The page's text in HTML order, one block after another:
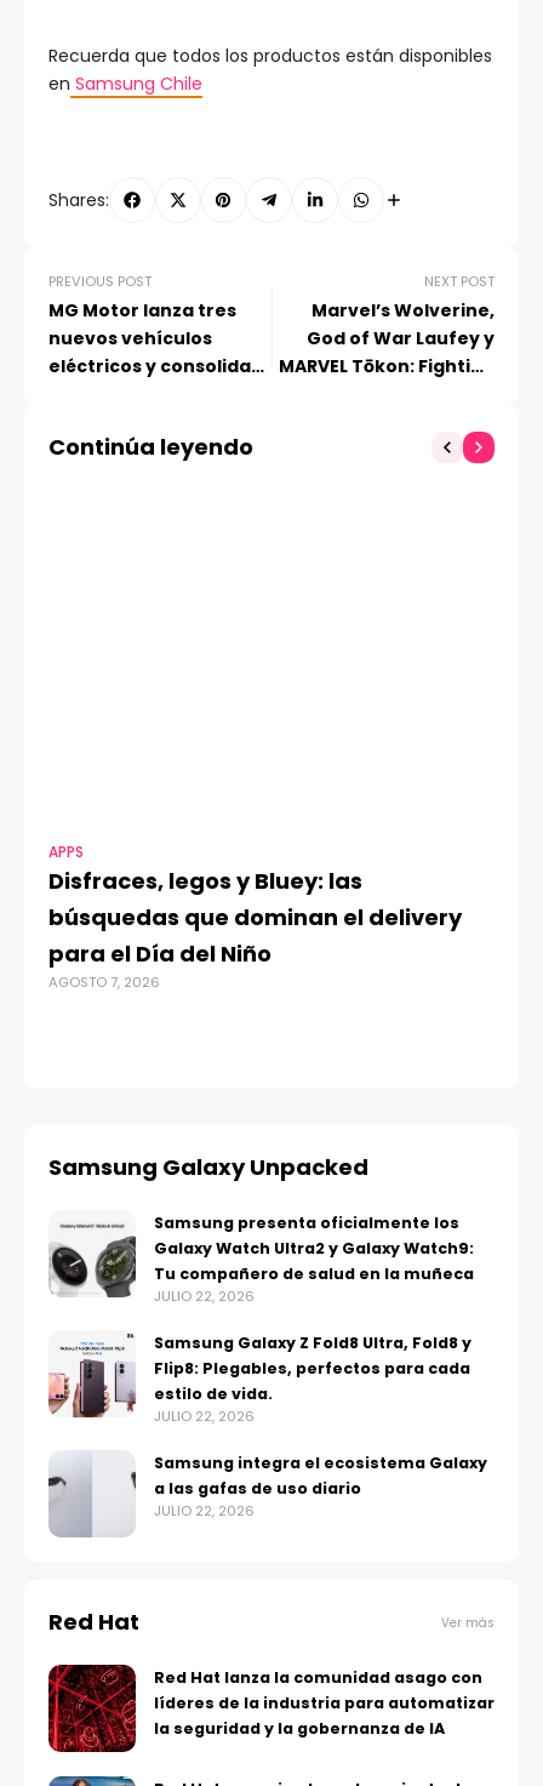
Recuerda que todos los productos están disponibles
en Samsung Chile
Shares:
PREVIOUS POST
MG Motor lanza tres
nuevos vehículos
eléctricos y consolida
Chile
NEXT POST
Marvel’s Wolverine,
God of War Laufey y
MARVEL Tōkon: Fighting
lleno de sorpresas
Continúa leyendo
APPS
Disfraces, legos y Bluey: las
búsquedas que dominan el delivery
para el Día del Niño
AGOSTO 7, 2026
Samsung Galaxy Unpacked
Samsung presenta oficialmente los
Galaxy Watch Ultra2 y Galaxy Watch9:
Tu compañero de salud en la muñeca
JULIO 22, 2026
Samsung Galaxy Z Fold8 Ultra, Fold8 y
Flip8: Plegables, perfectos para cada
estilo de vida.
JULIO 22, 2026
Samsung integra el ecosistema Galaxy
a las gafas de uso diario
JULIO 22, 2026
Red Hat Ver más
Red Hat lanza la comunidad asago con
líderes de la industria para automatizar
la seguridad y la gobernanza de IA